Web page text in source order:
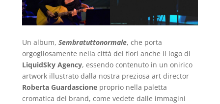
Un album, Sembratuttonormale, che porta
orgogliosamente nella città dei fiori anche il logo di
LiquidSky Agency, essendo contenuto in un onirico
artwork illustrato dalla nostra preziosa art director
Roberta Guardascioneproprio nella paletta
cromatica del brand, come vedete dalle immagini